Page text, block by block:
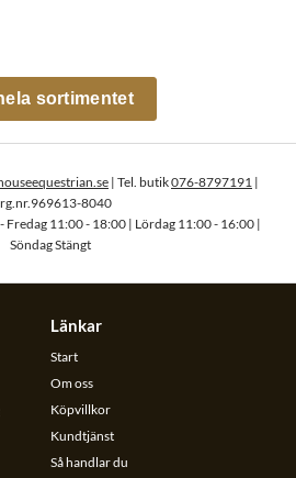
sortimentet
| Tel. butik076-8797191 |
8040
Fredag 11:00 - 18:00 | Lördag 11:00 - 16:00 |
Söndag Stängt
Länkar
Start
Om oss
Köpvillkor
Kundtjänst
Så handlar du